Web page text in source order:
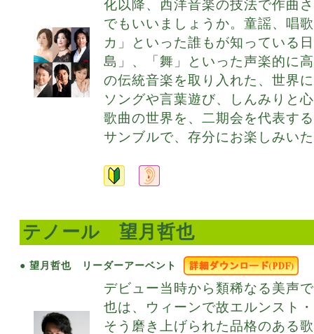
化以降、西洋音楽の技法で作曲
でもいいましょうか。童謡、唱
カ」といった誰もが知っている
島」、「舞」といった声楽的に
の伝統音楽を取り入れた、世界
ソングや言葉遊び、しんみりと
歌曲の世界を、二期会を代表す
サンブルで、存分にお楽しみい
テノール 望月哲也
● 望月哲也 リーダーアーベント
デビュー当時から類稀なる美声
也は、ウィーンで故エルンスト
そう磨き上げられた品格のある